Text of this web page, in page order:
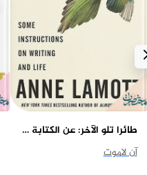
طائرا تلو الآخر: عن الكتابة والحياة
آن لاموت